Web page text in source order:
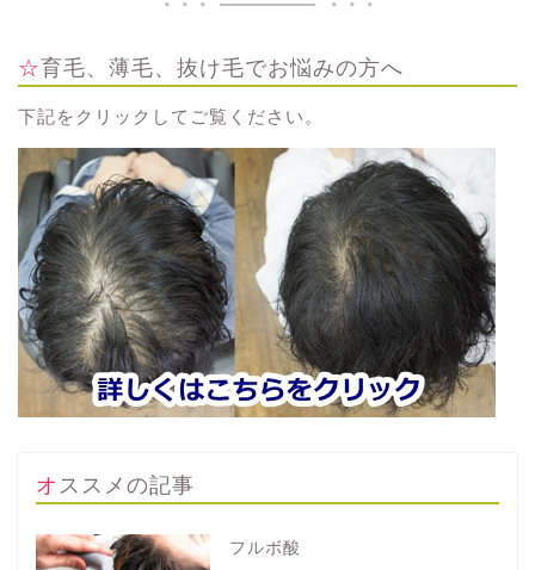
☆育毛、薄毛、抜け毛でお悩みの方へ
下記をクリックしてご覧ください。
オススメの記事
フルボ酸